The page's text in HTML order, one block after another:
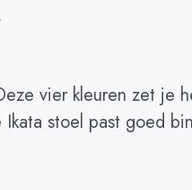
vier kleuren zet je
stoel past goed